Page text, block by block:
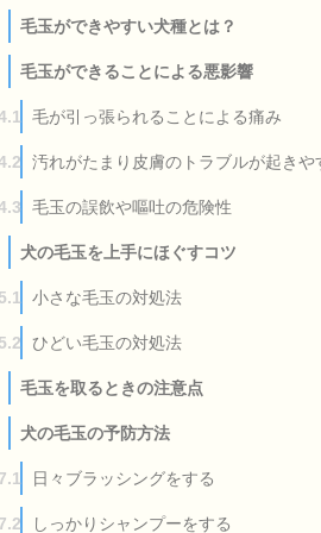
毛玉ができやすい犬種とは？
毛玉ができることによる悪影響
毛が引っ張られることによる痛み
汚れがたまり皮膚のトラブルが起きや
毛玉の誤飲や嘔吐の危険性
犬の毛玉を上手にほぐすコツ
5.1 小さな毛玉の対処法
5.2 ひどい毛玉の対処法
毛玉を取るときの注意点
犬の毛玉の予防方法
7.1 日々ブラッシングをする
7.2 しっかりシャンプーをする